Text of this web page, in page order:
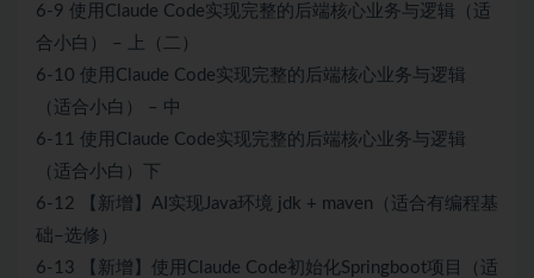
6-9 使用Claude Code实现完整的后端核心业务与逻辑（适
合小白） – 上（二）
6-10 使用Claude Code实现完整的后端核心业务与逻辑
（适合小白） – 中
6-11 使用Claude Code实现完整的后端核心业务与逻辑
（适合小白）下
6-12 【新增】AI实现Java环境 jdk + maven（适合有编程基
础–选修）
6-13 【新增】使用Claude Code初始化Springboot项目（适